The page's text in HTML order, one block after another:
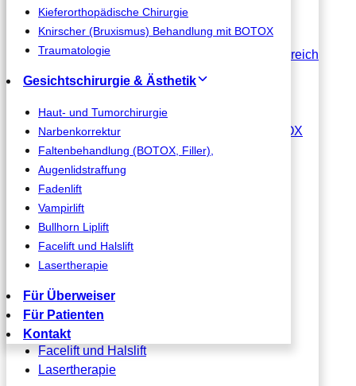
Kieferchirurgie
Infektionen im Mund-, Kiefer- und Gesichtsbereich
Kieferhöhlenerkrankungen
Kieferorthopädische Chirurgie
Knirscher (Bruxismus) Behandlung mit BOTOX
Traumatologie
Gesichtschirurgie & Ästhetik
Haut- und Tumorchirurgie
Narbenkorrektur
Faltenbehandlung (BOTOX, Filler),
Augenlidstraffung
Fadenlift
Vampirlift
Bullhorn Liplift
Facelift und Halslift
Lasertherapie
Kieferorthopädische Chirurgie
Knirscher (Bruxismus) Behandlung mit BOTOX
Traumatologie
Gesichtschirurgie & Ästhetik
Haut- und Tumorchirurgie
Narbenkorrektur
Faltenbehandlung (BOTOX, Filler),
Augenlidstraffung
Fadenlift
Vampirlift
Bullhorn Liplift
Facelift und Halslift
Lasertherapie
Für Überweiser
Für Patienten
Kontakt